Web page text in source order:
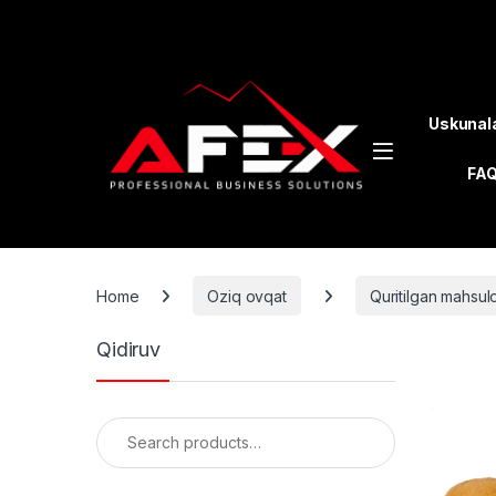
FAQ
Home Oziq ovqat Quritilgan
Qidiruv
Search for: